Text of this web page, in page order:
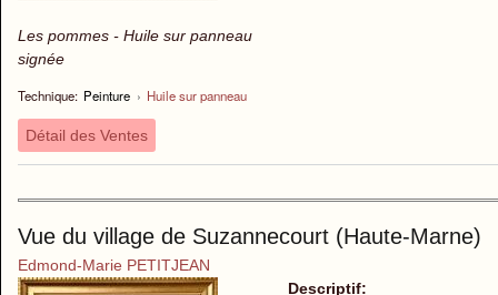
Les pommes - Huile sur panneau
signée
Technique: Peinture › Huile sur panneau
Détail des Ventes
Vue du village de Suzannecourt (Haute-Marne)
Edmond-Marie PETITJEAN
Descriptif: